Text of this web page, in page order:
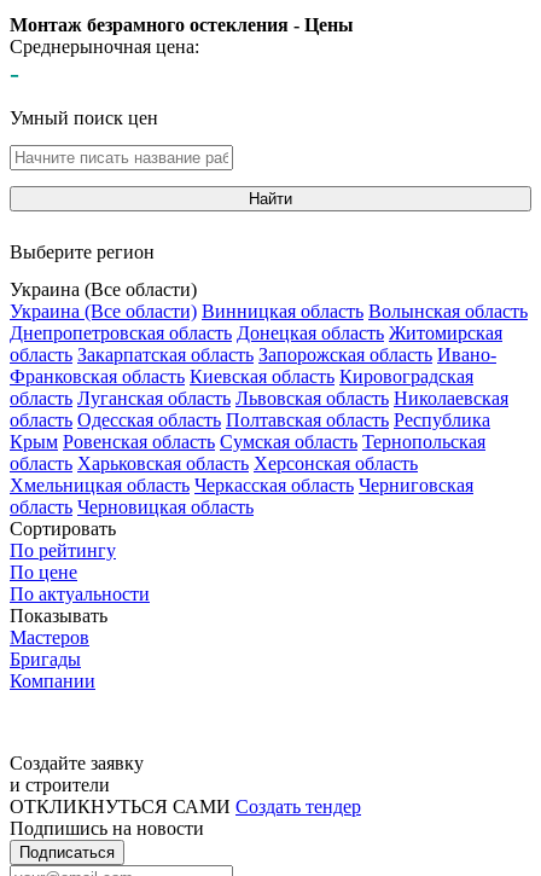
Монтаж безрамного остекления - Цены
Среднерыночная цена:
-
Умный поиск цен
Найти
Выберите регион
Украина (Все области)
Украина (Все области) Винницкая область Волынская область
Днепропетровская область Донецкая область Житомирская
область Закарпатская область Запорожская область Ивано-
Франковская область Киевская область Кировоградская
область Луганская область Львовская область Николаевская
область Одесская область Полтавская область Республика
Крым Ровенская область Сумская область Тернопольская
область Харьковская область Херсонская область
Хмельницкая область Черкасская область Черниговская
область Черновицкая область
Сортировать
По рейтингу
По цене
По актуальности
Показывать
Мастеров
Бригады
Компании
Создайте заявку
и строители
ОТКЛИКНУТЬСЯ САМИ Создать тендер
Подпишись на новости
Подписаться